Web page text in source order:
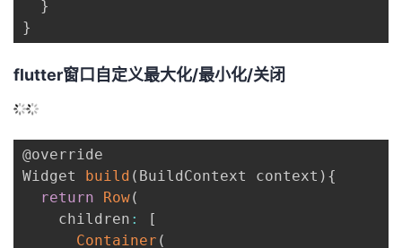
}
}
flutter窗口自定义最大化/最小化/关闭
@override
Widget build ( BuildContext context ) {
return
Row(
    children
:
[
Container (